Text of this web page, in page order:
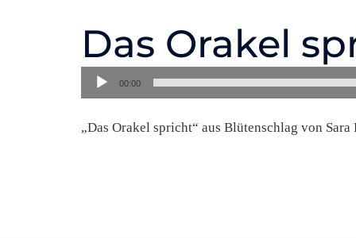
Das Orakel
Audio-
Player
00:00
„Das Orakel spricht“ aus Blütenschlag von